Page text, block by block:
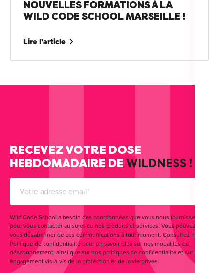
NOUVELLES FORMATIONS À LA
WILD CODE SCHOOL MARSEILLE !
Lire l'article
RECEVEZ VOTRE DOSE
HEBDOMADAIRE DE WILDNESS !
Wild Code School a besoin des coordonnées que vous nous fournissez
pour vous contacter au sujet de nos produits et services. Vous pouvez
vous désabonner de ces communications à tout moment. Consultez notre
Politique de confidentialité pour en savoir plus sur nos modalités de
désabonnement, ainsi que sur nos politiques de confidentialité et sur notre
engagement vis-à-vis de la protection et de la vie privée.